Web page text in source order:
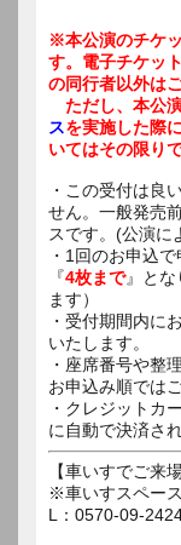
※本公演のチケ
す。電子チケッ
の同行者以外は
ただし、本公
スを実施した際
いてはその限り
・この受付は良
せん。一般発売
スです。(公演に
・1回のお申込
『4枚まで』とな
ます）
・受付期間内に
いたします。
・座席番号や整
お申込み順では
・クレジットカ
に自動で決済され
【車いすでご来
※車いすスペー
L：0570-09-